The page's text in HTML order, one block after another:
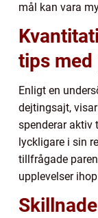
mål kan vara
tips med
Enligt en
dejtingsajt,
spenderar aktiv
lyckligare i sin
tillfrågade
upplevelser